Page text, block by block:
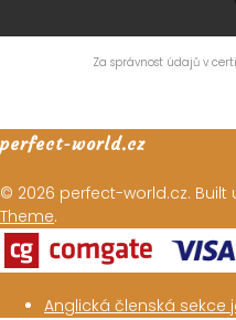
Za správnost údajů v
perfect-world.cz
© 2026 perfect-world.cz. Built
Theme.
Anglická členská sekce